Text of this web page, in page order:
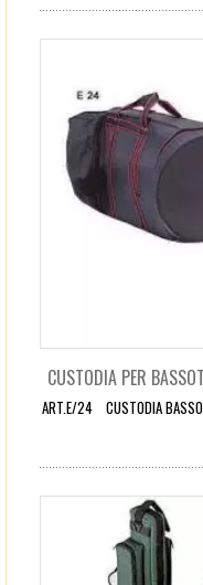
CUSTODIA PER
ART.E/24 CUSTODIA